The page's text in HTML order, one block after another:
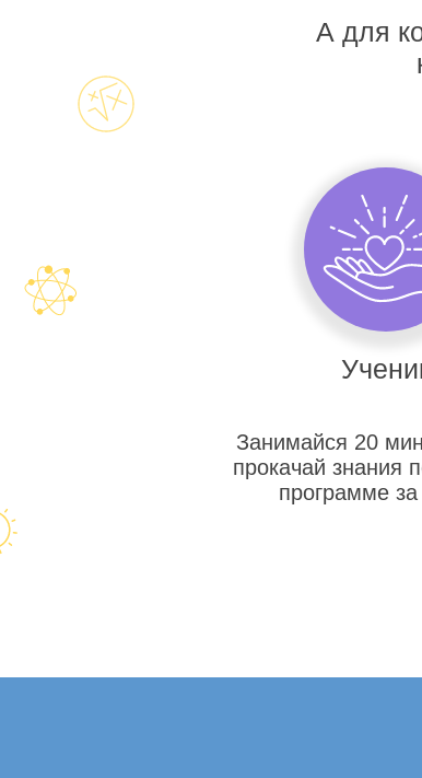
А для
Занимайся 20
прокачай знания
программе